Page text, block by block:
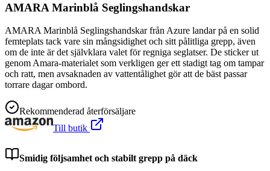
AMARA Marinblå Seglingshandskar
AMARA Marinblå Seglingshandskar från Azure landar på en solid
femteplats tack vare sin mångsidighet och sitt pålitliga grepp, även
om de inte är det självklara valet för regniga seglatser. De sticker ut
genom Amara-materialet som verkligen ger ett stadigt tag om tampar
och ratt, men avsaknaden av vattentålighet gör att de bäst passar
torrare dagar ombord.
Rekommenderad återförsäljare
Till butik
Smidig följsamhet och stabilt grepp på däck